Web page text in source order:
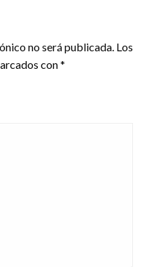
no será publicada. Los
con*